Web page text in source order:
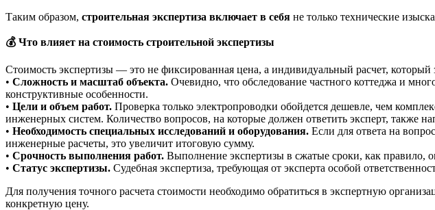
Таким образом, строительная экспертиза включает в себя не только технические
💰 Что влияет на стоимость строительной экспертизы
Стоимость экспертизы — это не фиксированная цена, а индивидуальный расчет, который
• Сложность и масштаб объекта. Очевидно, что обследование частного коттеджа и
конструктивные особенности.
• Цели и объем работ. Проверка только электропроводки обойдется дешевле, чем
инженерных систем. Количество вопросов, на которые должен ответить эксперт, также
• Необходимость специальных исследований и оборудования. Если для ответа на
инженерные расчеты, это увеличит итоговую сумму.
• Срочность выполнения работ. Выполнение экспертизы в сжатые сроки, как правило,
• Статус экспертизы. Судебная экспертиза, требующая от эксперта особой
Для получения точного расчета стоимости необходимо обратиться в экспертную
конкретную цену.